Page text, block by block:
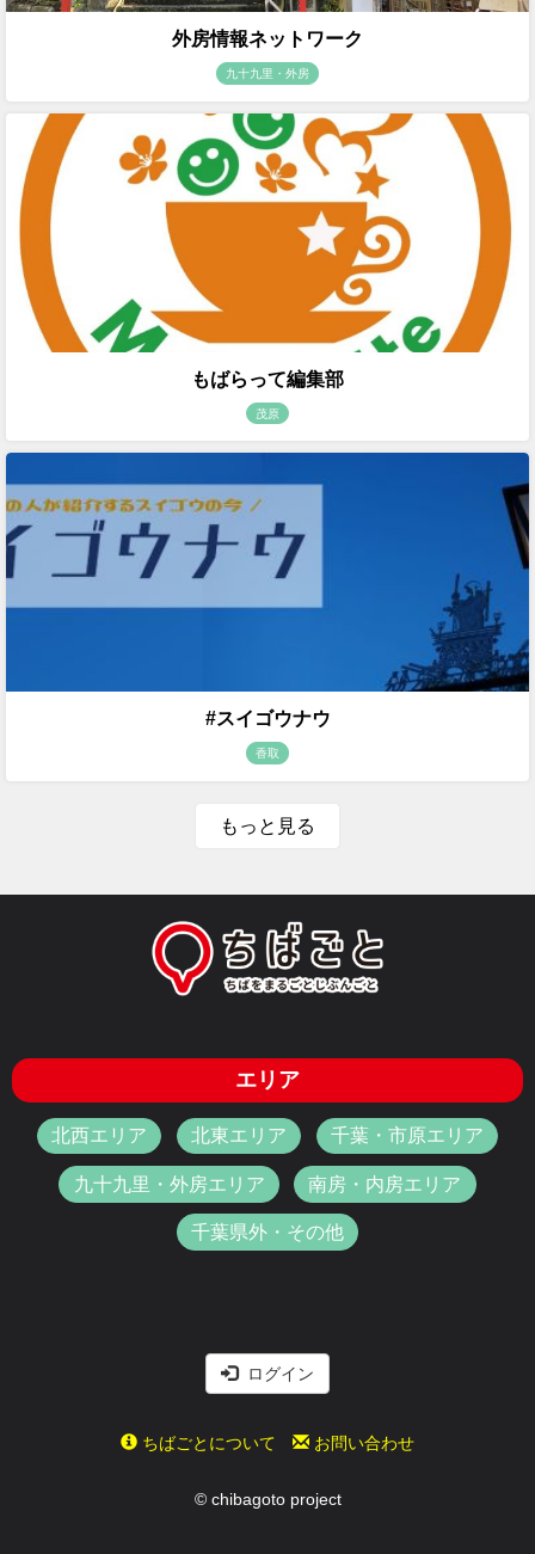
外房情報ネットワーク
九十九里・外房
もばらって編集部
茂原
#スイゴウナウ
香取
もっと見る
エリア
北西エリア 北東エリア 千葉・市原エリア
九十九里・外房エリア 南房・内房エリア
千葉県外・その他
ログイン
ちばごとについて お問い合わせ
© chibagoto project